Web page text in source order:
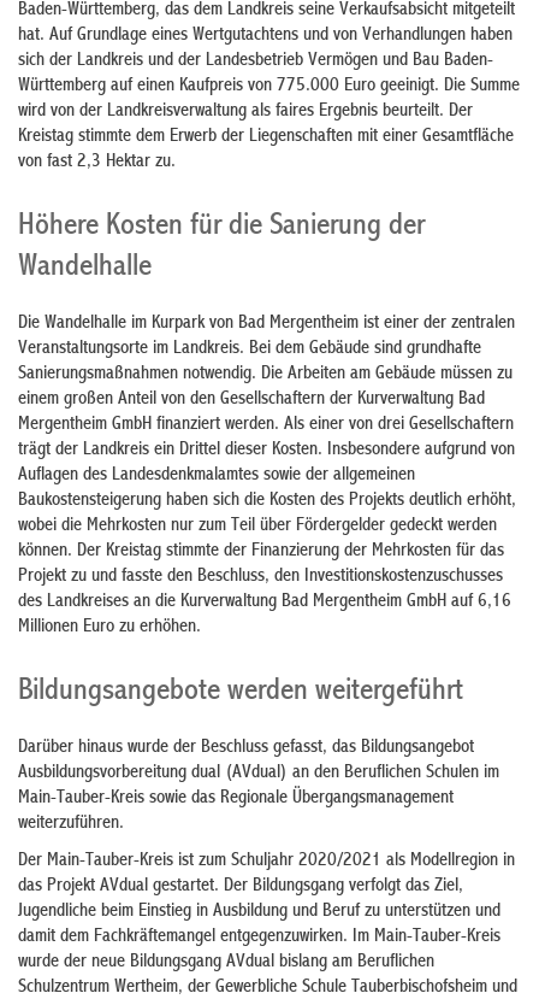
Baden-Württemberg, das dem Landkreis seine Verkaufsabsicht mitgeteilt
hat. Auf Grundlage eines Wertgutachtens und von Verhandlungen haben
sich der Landkreis und der Landesbetrieb Vermögen und Bau Baden-
Württemberg auf einen Kaufpreis von 775.000 Euro geeinigt. Die Summe
wird von der Landkreisverwaltung als faires Ergebnis beurteilt. Der
Kreistag stimmte dem Erwerb der Liegenschaften mit einer Gesamtfläche
von fast 2,3 Hektar zu.
Höhere Kosten für die Sanierung der
Wandelhalle
Die Wandelhalle im Kurpark von Bad Mergentheim ist einer der zentralen
Veranstaltungsorte im Landkreis. Bei dem Gebäude sind grundhafte
Sanierungsmaßnahmen notwendig. Die Arbeiten am Gebäude müssen zu
einem großen Anteil von den Gesellschaftern der Kurverwaltung Bad
Mergentheim GmbH finanziert werden. Als einer von drei Gesellschaftern
trägt der Landkreis ein Drittel dieser Kosten. Insbesondere aufgrund von
Auflagen des Landesdenkmalamtes sowie der allgemeinen
Baukostensteigerung haben sich die Kosten des Projekts deutlich erhöht,
wobei die Mehrkosten nur zum Teil über Fördergelder gedeckt werden
können. Der Kreistag stimmte der Finanzierung der Mehrkosten für das
Projekt zu und fasste den Beschluss, den Investitionskostenzuschusses
des Landkreises an die Kurverwaltung Bad Mergentheim GmbH auf 6,16
Millionen Euro zu erhöhen.
Bildungsangebote werden weitergeführt
Darüber hinaus wurde der Beschluss gefasst, das Bildungsangebot
Ausbildungsvorbereitung dual (AVdual) an den Beruflichen Schulen im
Main-Tauber-Kreis sowie das Regionale Übergangsmanagement
weiterzuführen.
Der Main-Tauber-Kreis ist zum Schuljahr 2020/2021 als Modellregion in
das Projekt AVdual gestartet. Der Bildungsgang verfolgt das Ziel,
Jugendliche beim Einstieg in Ausbildung und Beruf zu unterstützen und
damit dem Fachkräftemangel entgegenzuwirken. Im Main-Tauber-Kreis
wurde der neue Bildungsgang AVdual bislang am Beruflichen
Schulzentrum Wertheim, der Gewerbliche Schule Tauberbischofsheim und